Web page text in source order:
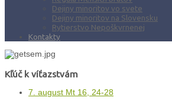
Dejiny minoritov vo svete
Dejiny minoritov na Slovensku
Rytierstvo Nepoškvrnenej
Kontakty
Kľúč k víťazstvám
7. august Mt 16, 24-28